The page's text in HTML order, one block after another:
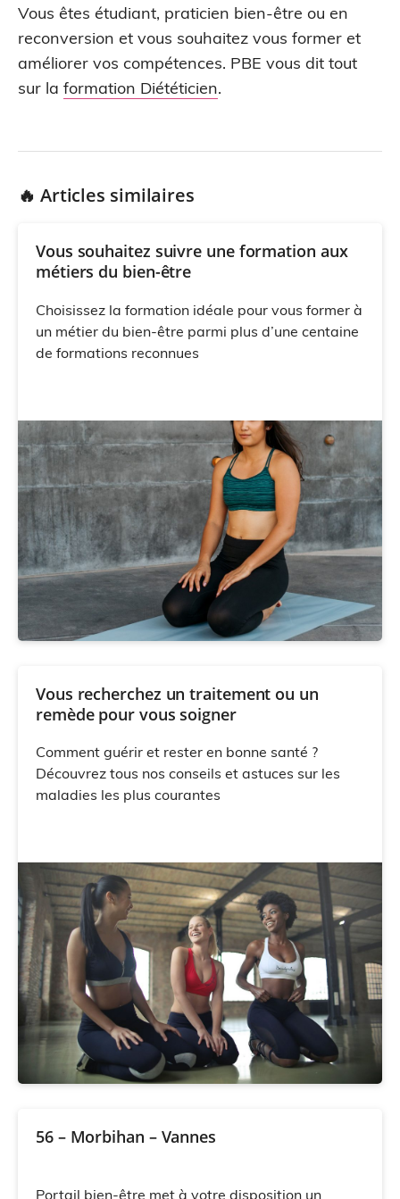
Vous êtes étudiant, praticien bien-être ou en
reconversion et vous souhaitez vous former et
améliorer vos compétences. PBE vous dit tout
sur la formation Diététicien.
🔥 Articles similaires
Vous souhaitez suivre une formation aux
métiers du bien-être
Choisissez la formation idéale pour vous former à
un métier du bien-être parmi plus d’une centaine
de formations reconnues
Vous recherchez un traitement ou un
remède pour vous soigner
Comment guérir et rester en bonne santé ?
Découvrez tous nos conseils et astuces sur les
maladies les plus courantes
56 – Morbihan – Vannes
Portail bien-être met à votre disposition un